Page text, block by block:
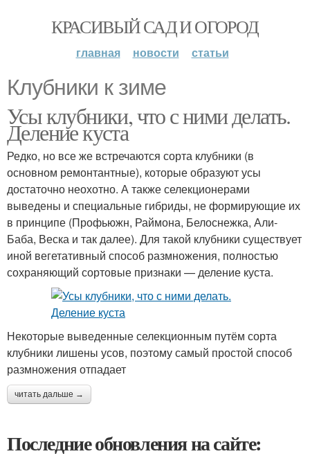
КРАСИВЫЙ САД И ОГОРОД
главная новости статьи
Клубники к зиме
Усы клубники, что с ними делать.
Деление куста
Редко, но все же встречаются сорта клубники (в
основном ремонтантные), которые образуют усы
достаточно неохотно. А также селекционерами
выведены и специальные гибриды, не формирующие их
в принципе (Профьюжн, Раймона, Белоснежка, Али-
Баба, Веска и так далее). Для такой клубники существует
иной вегетативный способ размножения, полностью
сохраняющий сортовые признаки — деление куста.
Некоторые выведенные селекционным путём сорта
клубники лишены усов, поэтому самый простой способ
размножения отпадает
читать дальше →
Последние обновления на сайте: